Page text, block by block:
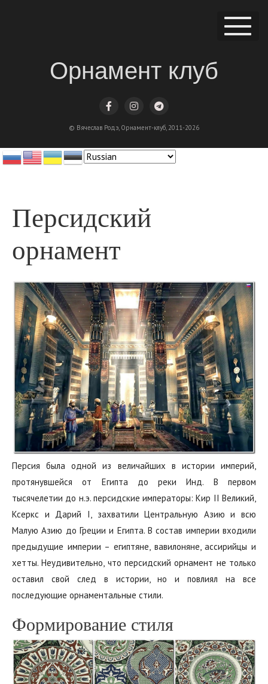
Орнамент клуб
© Вячеслав Родэ, Орнамент-клуб, 2011-2026
Персидский
орнамент
Персия была одной из величайших в истории империй,
протянувшейся от Египта до реки Инд. В первом
тысячелетии до н.э. персидские императоры: Кир II Великий,
Ксеркс и Дарий I, захватили Центральную Азию и всю
Малую Азию до Греции и Египта. В состав империи входили
предыдущие империи – египтяне, вавилоняне, ассирийцы и
хетты. Неудивительно, что персидский орнамент не только
оставил свой след в истории, но и повлиял на все
последующие орнаментальные стили.
Формирование стиля